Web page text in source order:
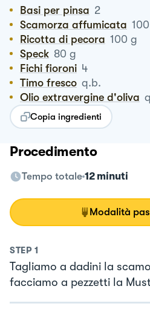
Basi per pinsa 2
Scamorza affumicata 100
Ricotta di pecora 100 g
Speck 80 g
Fichi fioroni 4
Timo fresco q.b.
Olio extravergine d'oliva
Copia ingredienti
Procedimento
Tempo totale 12 minuti
Modalità
STEP 1
Tagliamo a dadini la
facciamo a pezzetti la